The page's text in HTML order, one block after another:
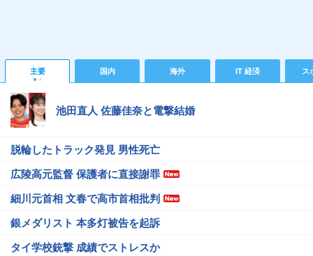
主要 国内 海外 IT 経済 ス
池田直人 佐藤佳奈と電撃結婚
脱輪したトラック発見 男性死亡
広陵高元監督 保護者に直接謝罪
細川元首相 文春で高市首相批判
銀メダリスト 本多灯被告を起訴
タイ学校銃撃 成績でストレスか